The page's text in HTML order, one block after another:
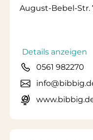
August-Bebel-Str.
Details anzeigen
0561 982270